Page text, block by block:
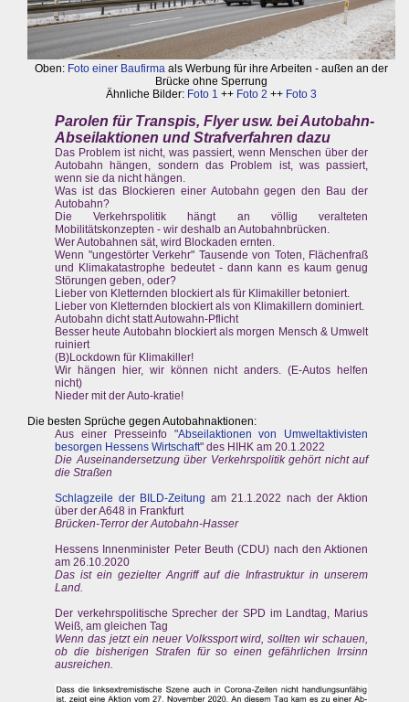
Oben: Foto einer Baufirma als Werbung für ihre Arbeiten - außen an der
Brücke ohne Sperrung
Ähnliche Bilder: Foto 1 ++ Foto 2 ++ Foto 3
Parolen für Transpis, Flyer usw. bei Autobahn-
Abseilaktionen und Strafverfahren dazu
Das Problem ist nicht, was passiert, wenn Menschen über der
Autobahn hängen, sondern das Problem ist, was passiert,
wenn sie da nicht hängen.
Was ist das Blockieren einer Autobahn gegen den Bau der
Autobahn?
Die Verkehrspolitik hängt an völlig veralteten
Mobilitätskonzepten - wir deshalb an Autobahnbrücken.
Wer Autobahnen sät, wird Blockaden ernten.
Wenn "ungestörter Verkehr" Tausende von Toten, Flächenfraß
und Klimakatastrophe bedeutet - dann kann es kaum genug
Störungen geben, oder?
Lieber von Kletternden blockiert als für Klimakiller betoniert.
Lieber von Kletternden blockiert als von Klimakillern dominiert.
Autobahn dicht statt Autowahn-Pflicht
Besser heute Autobahn blockiert als morgen Mensch & Umwelt
ruiniert
(B)Lockdown für Klimakiller!
Wir hängen hier, wir können nicht anders. (E-Autos helfen
nicht)
Nieder mit der Auto-kratie!
Die besten Sprüche gegen Autobahnaktionen:
Aus einer Presseinfo "Abseilaktionen von Umweltaktivisten
besorgen Hessens Wirtschaft" des HIHK am 20.1.2022
Die Auseinandersetzung über Verkehrspolitik gehört nicht auf
die Straßen
Schlagzeile der BILD-Zeitung am 21.1.2022 nach der Aktion
über der A648 in Frankfurt
Brücken-Terror der Autobahn-Hasser
Hessens Innenminister Peter Beuth (CDU) nach den Aktionen
am 26.10.2020
Das ist ein gezielter Angriff auf die Infrastruktur in unserem
Land.
Der verkehrspolitische Sprecher der SPD im Landtag, Marius
Weiß, am gleichen Tag
Wenn das jetzt ein neuer Volkssport wird, sollten wir schauen,
ob die bisherigen Strafen für so einen gefährlichen Irrsinn
ausreichen.